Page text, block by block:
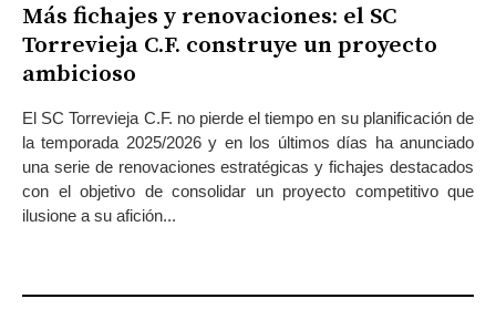
Más fichajes y renovaciones: el SC
Torrevieja C.F. construye un proyecto
ambicioso
El SC Torrevieja C.F. no pierde el tiempo en su planificación de
la temporada 2025/2026 y en los últimos días ha anunciado
una serie de renovaciones estratégicas y fichajes destacados
con el objetivo de consolidar un proyecto competitivo que
ilusione a su afición...